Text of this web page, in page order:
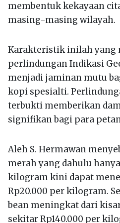
membentuk kekayaan
masing-masing wilayah.
Karakteristik inilah yang
perlindungan Indikasi
menjadi jaminan mutu
kopi spesialti.
terbukti memberikan
signifikan bagi para
Aleh S. Hermawan
merah yang dahulu
kilogram kini dapat
Rp20.000 per kilogram.
bean meningkat dari
sekitar Rp140.000 per